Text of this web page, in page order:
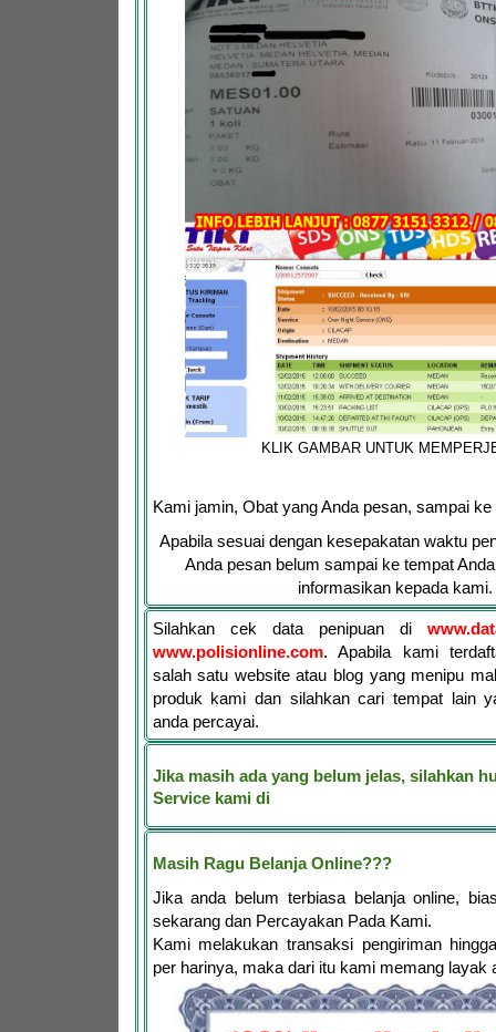
KLIK GAMBAR UNTUK
Kami jamin, Obat yang Anda pesan, sampai ke
Apabila sesuai dengan kesepakatan waktu
Anda pesan belum sampai ke tempat
informasikan kepada kami.
Silahkan cek data penipuan di
www.polisionline.com. Apabila kami
salah satu website atau blog yang menipu
produk kami dan silahkan cari tempat lain
anda percayai.
Jika masih ada yang belum jelas, silahkan
Service kami di
Masih Ragu Belanja Online???
Jika anda belum terbiasa belanja online,
sekarang dan Percayakan Pada Kami.
Kami melakukan transaksi pengiriman
per harinya, maka dari itu kami memang layak